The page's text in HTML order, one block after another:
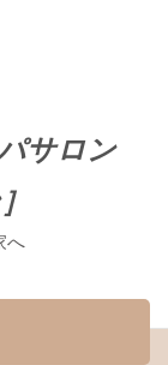
サロン
へ